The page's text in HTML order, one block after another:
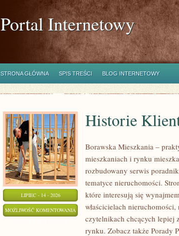
Portal Internetowy
STRONA GŁÓWNA SPIS TREŚCI BLOG INTERNETOWY
LIPIEC - 14 - 2026
MOŻLIWOŚĆ KOMENTOWANIA HISTORIE
KLIENTÓW
Historie
Borawska Mieszkania –
mieszkaniach i rynku
rozbudowany serwis
tematyce nieruchomości.
które interesują się
właścicielach
czytelnikach chcących lepiej
rynku. Zobacz także Porady